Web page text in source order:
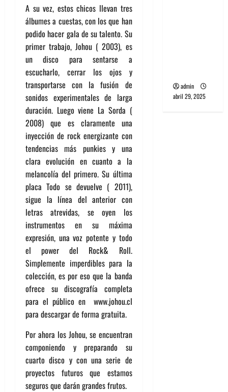
A su vez, estos chicos llevan tres
álbumes a cuestas, con los que han
podido hacer gala de su talento. Su
primer trabajo, Johou ( 2003), es
un disco para sentarse a
escucharlo, cerrar los ojos y
transportarse con la fusión de
sonidos experimentales de larga
duración. Luego viene La Sorda (
2008) que es claramente una
inyección de rock energizante con
tendencias más punkies y una
clara evolución en cuanto a la
melancolía del primero. Su última
placa Todo se devuelve ( 2011),
sigue la línea del anterior con
letras atrevidas, se oyen los
instrumentos en su máxima
expresión, una voz potente y todo
el power del Rock& Roll.
Simplemente imperdibles para la
colección, es por eso que la banda
ofrece su discografía completa
para el público en www.johou.cl
para descargar de forma gratuita.
Por ahora los Johou, se encuentran
componiendo y preparando su
cuarto disco y con una serie de
proyectos futuros que estamos
seguros que darán grandes frutos.
admin
abril 29, 2025